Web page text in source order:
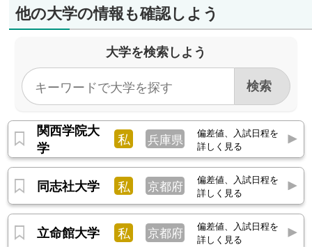
他の大学の情報も確認しよう
大学を検索しよう
関西学院大
学
私 兵庫県
偏差値、入試日程を
詳しく見る
同志社大学 私 京都府
偏差値、入試日程を
詳しく見る
立命館大学 私 京都府
偏差値、入試日程を
詳しく見る